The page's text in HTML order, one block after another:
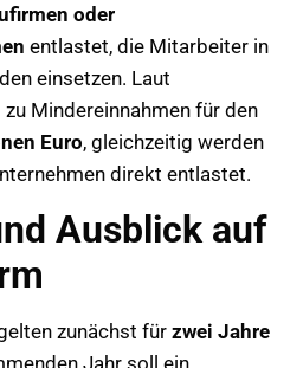
oder
entlastet, die Mitarbeiter in
einsetzen. Laut
Mindereinnahmen für den
Euro, gleichzeitig werden
direkt entlastet.
Ausblick auf
zunächst für zwei Jahre